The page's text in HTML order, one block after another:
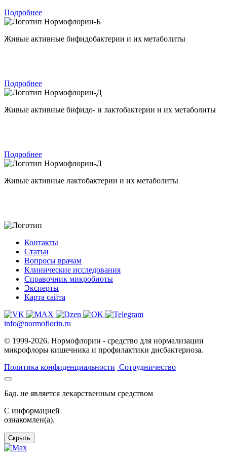
Подробнее
Нормофлорин-Б
Живые активные бифидобактерии и их метаболиты
Подробнее
Нормофлорин-Д
Живые активные бифидо- и лактобактерии и их метаболиты
Подробнее
Нормофлорин-Л
Живые активные лактобактерии и их метаболиты
Контакты
Статьи
Вопросы врачам
Клинические исследования
Справочник микробиоты
Эксперты
Карта сайта
info@normoflorin.ru
© 1999-2026. Нормофлорин - средство для нормализации
микрофлоры кишечника и профилактики дисбактериоза.
Политика конфиденциальности Сотрудничество
Бад. не является лекарственным средством
C информацией
ознакомлен(а).
Скрыть